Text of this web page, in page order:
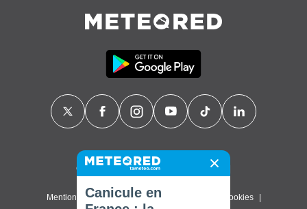
Contact À propos de nous FAQ
Mentions légales & Conditions d'utilisation Cookies
Canicule en